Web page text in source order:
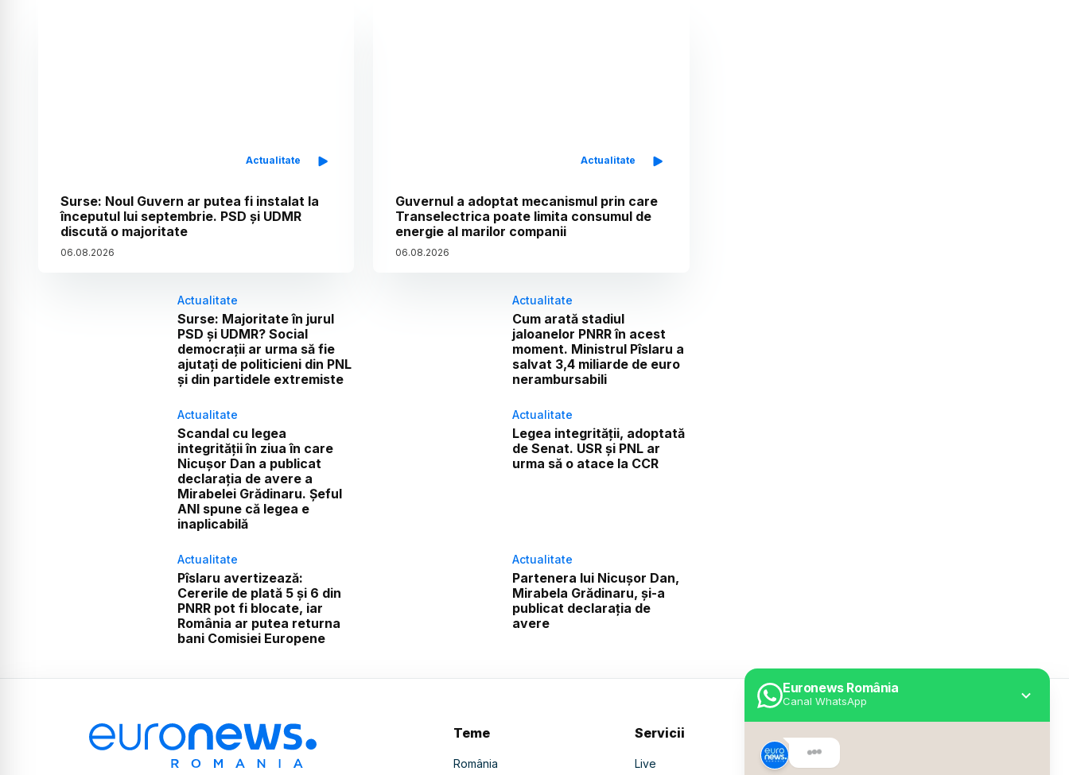
Euronews România
Canal WhatsApp
Actualitate
Surse: Noul Guvern ar putea fi instalat la
începutul lui septembrie. PSD și UDMR
discută o majoritate
06.08.2026
Actualitate
Guvernul a adoptat mecanismul prin care
Transelectrica poate limita consumul de
energie al marilor companii
06.08.2026
Actualitate
Surse: Majoritate în jurul
PSD și UDMR? Social
democrații ar urma să fie
ajutați de politicieni din PNL
și din partidele extremiste
Actualitate
Cum arată stadiul
jaloanelor PNRR în acest
moment. Ministrul Pîslaru a
salvat 3,4 miliarde de euro
nerambursabili
Actualitate
Scandal cu legea
integrității în ziua în care
Nicușor Dan a publicat
declarația de avere a
Mirabelei Grădinaru. Șeful
ANI spune că legea e
inaplicabilă
Actualitate
Legea integrității, adoptată
de Senat. USR și PNL ar
urma să o atace la CCR
Actualitate
Pîslaru avertizează:
Cererile de plată 5 și 6 din
PNRR pot fi blocate, iar
România ar putea returna
bani Comisiei Europene
Actualitate
Partenera lui Nicușor Dan,
Mirabela Grădinaru, și-a
publicat declarația de
avere
Teme
România
Servicii
Live Despre Euronews